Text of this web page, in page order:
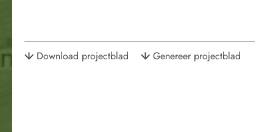
Download projectblad Genereer projectblad